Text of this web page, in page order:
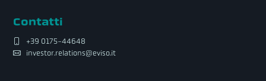
Contatti
+39 0175-44648
investor.relations@eviso.it